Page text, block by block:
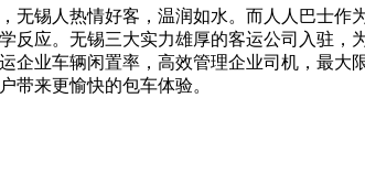
无锡人热情好客，温润如水。而人人巴士
反应。无锡三大实力雄厚的客运公司入驻，
企业车辆闲置率，高效管理企业司机，最大
带来更愉快的包车体验。